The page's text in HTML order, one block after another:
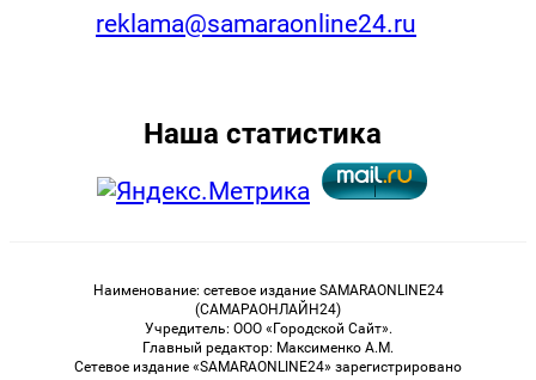
reklama@samaraonline24.ru
Наша статистика
Наименование: сетевое издание SAMARAONLINE24
(САМАРАОНЛАЙН24)
Учредитель: ООО «Городской Сайт».
Главный редактор: Максименко А.М.
Сетевое издание «SAMARAONLINE24» зарегистрировано